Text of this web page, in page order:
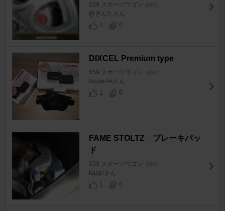
159 スポーツワゴン [初代]
@ぎんたさん
0
0
DIXCEL Premium type
159 スポーツワゴン [初代]
Isgzw-bkさん
1
0
FAME STOLTZ ブレーキパッ
ド
159 スポーツワゴン [初代]
kappiさん
1
0